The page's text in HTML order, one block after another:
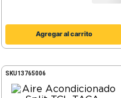
Agregar al carrito
SKU13765006